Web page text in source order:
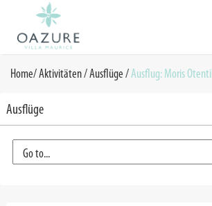
Home/Aktivitäten/Ausflüge/Ausflug: Moris
Ausflüge